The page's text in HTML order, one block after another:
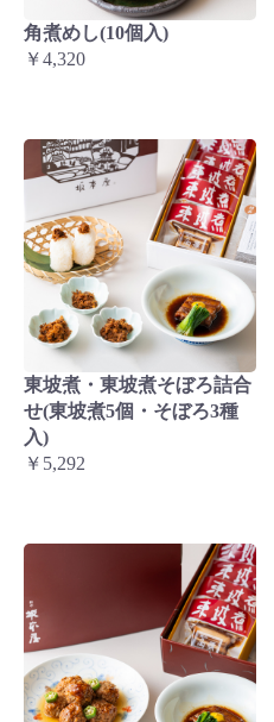
角煮めし(10個入)
￥4,320
東坡煮・東坡煮そぼろ詰合
せ(東坡煮5個・そぼろ3種
入)
￥5,292